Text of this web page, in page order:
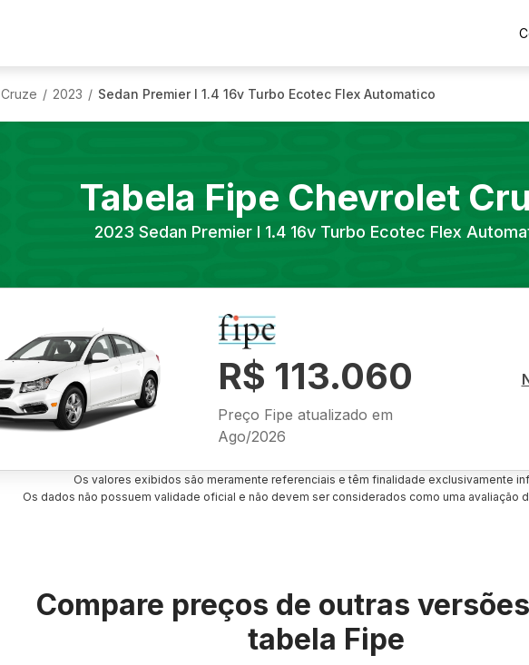
Cruze / 2023 / Sedan Premier I 1.4 16v Turbo Ecotec Flex Automatico
Tabela Fipe Chevrolet
2023 Sedan Premier I 1.4 16v Turbo Ecotec Flex
R$ 113.060
Preço Fipe atualizado em
Ago/2026
Os valores exibidos são meramente referenciais e têm finalidade exclusivamente
Os dados não possuem validade oficial e não devem ser considerados como uma avaliação
Compare preços de outras
tabela Fipe